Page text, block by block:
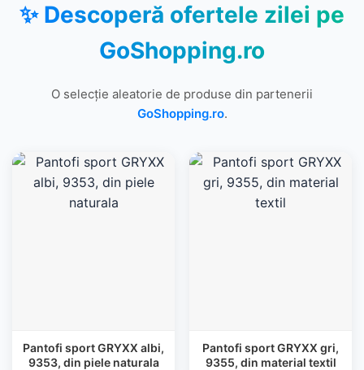
✨ Descoperă ofertele zilei pe
GoShopping.ro
O selecție aleatorie de produse din partenerii
GoShopping.ro.
Pantofi sport GRYXX albi,
9353, din piele naturala
Pantofi sport GRYXX gri,
9355, din material textil